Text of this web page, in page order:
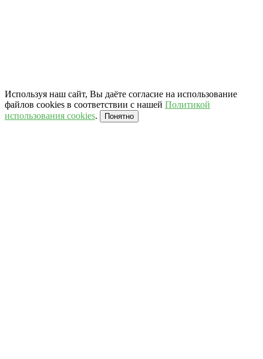
Используя наш сайт, Вы даёте согласие на использование
файлов cookies в соответствии с нашей Политикой
использования cookies. Понятно